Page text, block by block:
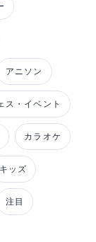
アニソン
ス・イベント
カラオケ
キッズ
注目